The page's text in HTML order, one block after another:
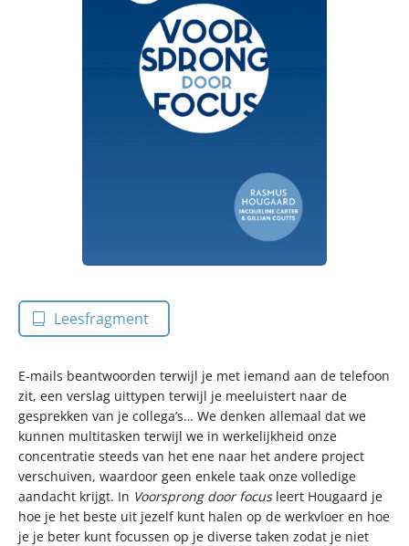
Leesfragment
E-mails beantwoorden terwijl je met iemand aan de telefoon
zit, een verslag uittypen terwijl je meeluistert naar de
gesprekken van je collega’s… We denken allemaal dat we
kunnen multitasken terwijl we in werkelijkheid onze
concentratie steeds van het ene naar het andere project
verschuiven, waardoor geen enkele taak onze volledige
aandacht krijgt. In Voorsprong door focusleert Hougaard je
hoe je het beste uit jezelf kunt halen op de werkvloer en hoe
je je beter kunt focussen op je diverse taken zodat je niet